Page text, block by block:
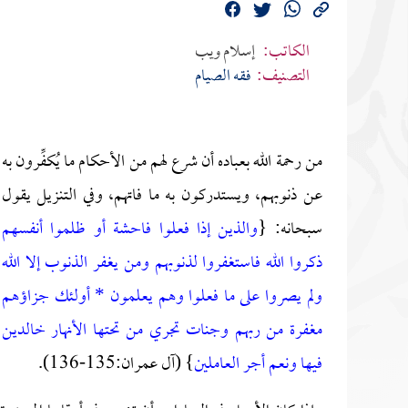
الكاتب: إسلام ويب
التصنيف: فقه الصيام
من رحمة الله بعباده أن شرع لهم من الأحكام ما يُكفِّرون به
عن ذنوبهم، ويستدركون به ما فاتهم، وفي التنزيل يقول
سبحانه: {والذين إذا فعلوا فاحشة أو ظلموا أنفسهم
ذكروا الله فاستغفروا لذنوبهم ومن يغفر الذنوب إلا الله
ولم يصروا على ما فعلوا وهم يعلمون * أولئك جزاؤهم
مغفرة من ربهم وجنات تجري من تحتها الأنهار خالدين
فيها ونعم أجر العاملين} (آل عمران:135-136).